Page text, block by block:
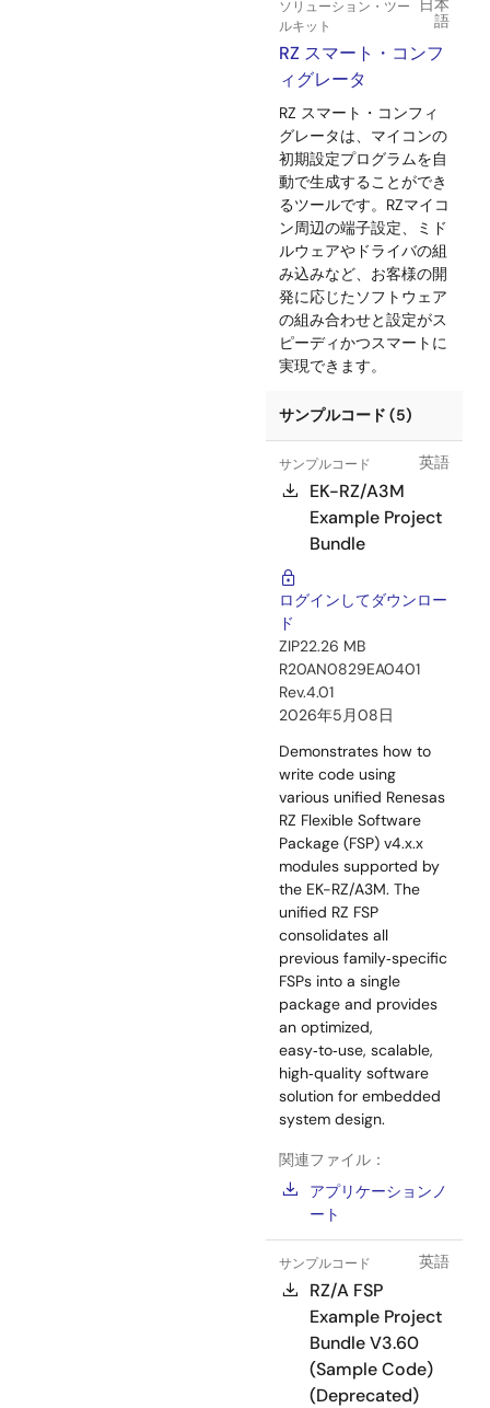
ソリューション・ツー
ルキット
日本
語
RZ スマート・コンフ
ィグレータ
RZ スマート・コンフィ
グレータは、マイコンの
初期設定プログラムを自
動で生成することができ
るツールです。RZマイコ
ン周辺の端子設定、ミド
ルウェアやドライバの組
み込みなど、お客様の開
発に応じたソフトウェア
の組み合わせと設定がス
ピーディかつスマートに
実現できます。
サンプルコード (5)
サンプルコード 英語
EK-RZ/A3M
Example Project
Bundle
ログインしてダウンロー
ド
ZIP22.26 MB
R20AN0829EA0401
Rev.4.01
2026年5月08日
Demonstrates how to
write code using
various unified Renesas
RZ Flexible Software
Package (FSP) v4.x.x
modules supported by
the EK-RZ/A3M. The
unified RZ FSP
consolidates all
previous family‑specific
FSPs into a single
package and provides
an optimized,
easy‑to‑use, scalable,
high‑quality software
solution for embedded
system design.
関連ファイル：
アプリケーションノ
ート
サンプルコード 英語
RZ/A FSP
Example Project
Bundle V3.60
(Sample Code)
(Deprecated)